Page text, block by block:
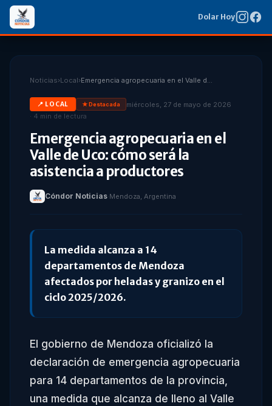
Dolar Hoy
Noticias›Local› Emergencia agropecuaria en el Valle de Uco: cómo será la asistencia a productores
📍 LOCAL ★ Destacada
miércoles, 27 de mayo de 2026
· 4 min de lectura
Emergencia agropecuaria en el
Valle de Uco: cómo será la
asistencia a productores
Cóndor Noticias·Mendoza, Argentina
La medida alcanza a 14
departamentos de Mendoza
afectados por heladas y granizo en el
ciclo 2025/2026.
El gobierno de Mendoza oficializó la
declaración de emergencia agropecuaria
para 14 departamentos de la provincia,
una medida que alcanza de lleno al Valle